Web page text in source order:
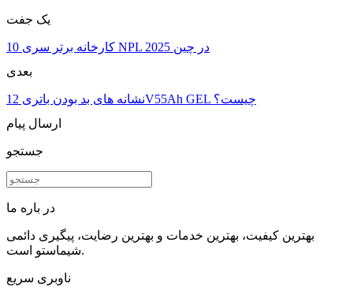
یک جفت
10 کارخانه برتر سری NPL در چین 2025
بعدی
نشانه های بد بودن باتری 12V55Ah GEL چیست؟
ارسال پیام
جستجو
در باره ما
بهترین کیفیت، بهترین خدمات و بهترین رضایت، پیگیری دائمی
شیماستو است.
ناوبری سریع